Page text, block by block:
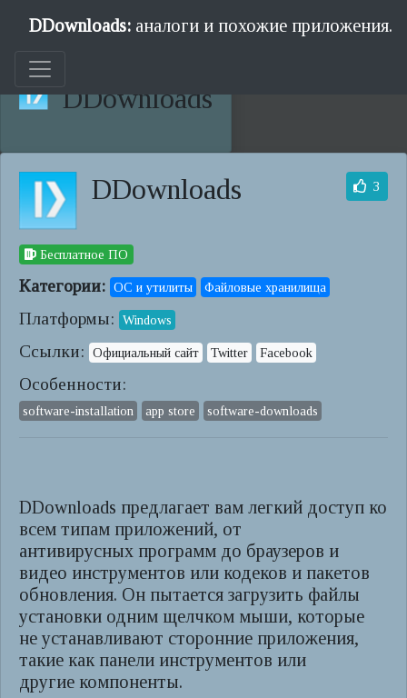
DDownloads: аналоги и похожие приложения.
DDownloads
DDownloads 3
Бесплатное ПО
Категории: ОС и утилиты Файловые хранилища
Платформы: Windows
Ссылки: Официальный сайт Twitter Facebook
Особенности:
software-installation app store software-downloads
DDownloads предлагает вам легкий доступ ко
всем типам приложений, от
антивирусных программ до браузеров и
видео инструментов или кодеков и пакетов
обновления. Он пытается загрузить файлы
установки одним щелчком мыши, которые
не устанавливают сторонние приложения,
такие как панели инструментов или
другие компоненты.